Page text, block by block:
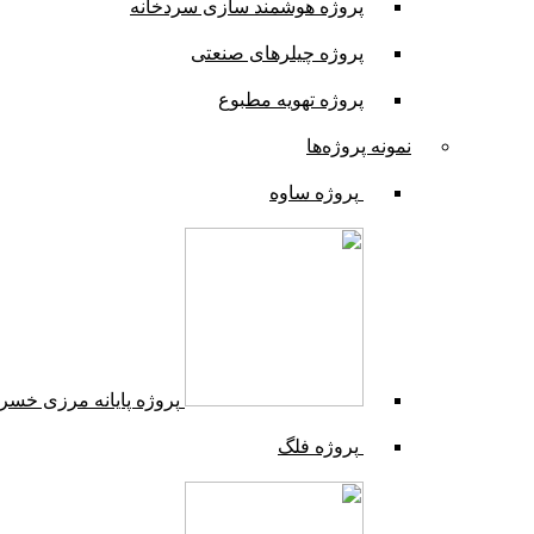
پروژه هوشمند سازی سردخانه
پروژه چیلرهای صنعتی
پروژه تهویه مطبوع
نمونه پروژه‌ها
پروژه ساوه
پروژه پایانه مرزی
پروژه فلگ